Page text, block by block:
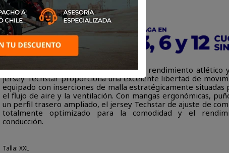
$44.000
Con un diseño de chasis ligero para un rendimiento atlético
jersey Techstar proporciona una excelente libertad de
equipado con inserciones de malla estratégicamente situadas
el flujo de aire y la ventilación. Con mangas ergonómicas,
un perfil trasero ampliado, el jersey Techstar de ajuste de
totalmente optimizado para la comodidad y el
conducción.
Talla: XXL